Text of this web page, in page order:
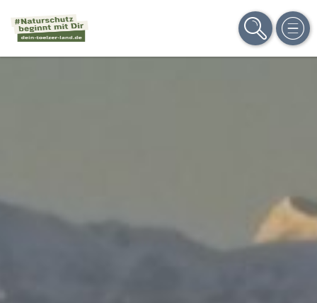
SUCHE MENÜ